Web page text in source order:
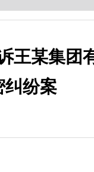
王某集团
纠纷案